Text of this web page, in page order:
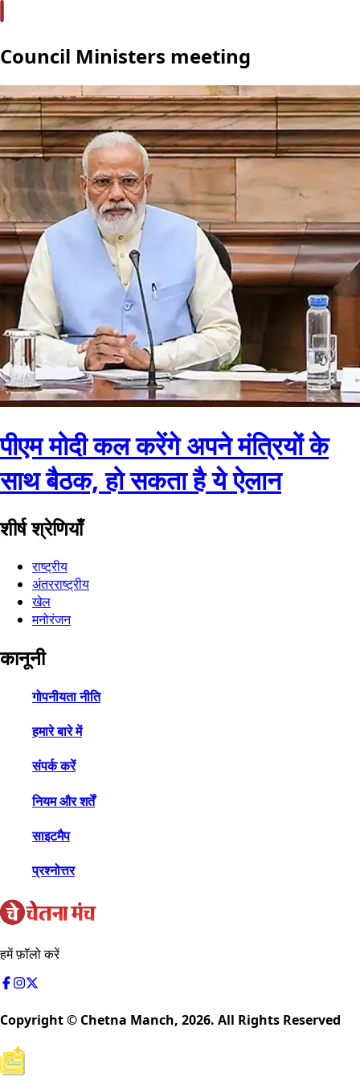
Council Ministers meeting
पीएम मोदी कल करेंगे अपने मंत्रियों के
साथ बैठक, हो सकता है ये ऐलान
शीर्ष श्रेणियाँ
राष्ट्रीय
अंतरराष्ट्रीय
खेल
मनोरंजन
कानूनी
गोपनीयता नीति
हमारे बारे में
संपर्क करें
नियम और शर्तें
साइटमैप
प्रश्नोत्तर
हमें फ़ॉलो करें
Copyright © Chetna Manch, 2026. All Rights Reserved